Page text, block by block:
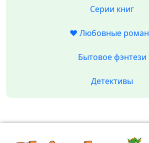
Серии книг
❤️ Любовные
Бытовое фэнтези
Детективы